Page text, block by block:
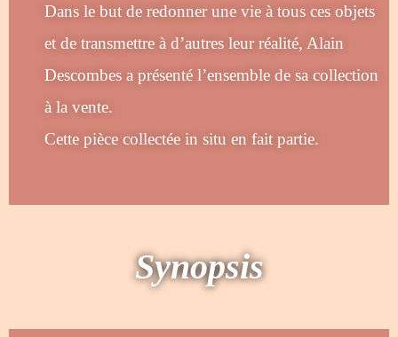
Dans le but de redonner une vie à tous ces objets
et de transmettre à d’autres leur réalité, Alain
Descombes a présenté l’ensemble de sa collection
à la vente.
Cette pièce collectée in situ en fait partie.
Synopsis